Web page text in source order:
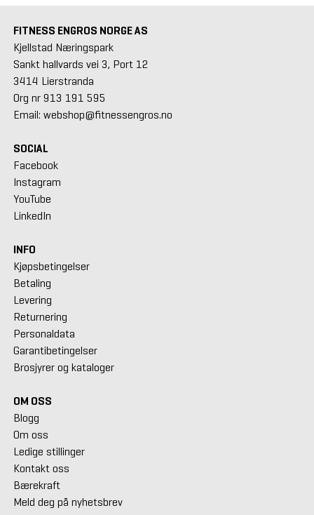
FITNESS ENGROS NORGE AS
Kjellstad Næringspark
Sankt hallvards vei 3, Port 12
3414 Lierstranda
Org nr 913 191 595
Email: webshop@fitnessengros.no
SOCIAL
Facebook
Instagram
YouTube
LinkedIn
INFO
Kjøpsbetingelser
Betaling
Levering
Returnering
Personaldata
Garantibetingelser
Brosjyrer og kataloger
OM OSS
Blogg
Om oss
Ledige stillinger
Kontakt oss
Bærekraft
Meld deg på nyhetsbrev